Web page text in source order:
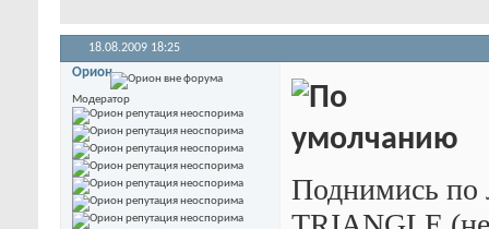
18.08.2009 18:25
Орион
Модератор
Поднимись по